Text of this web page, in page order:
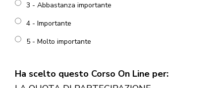
3 - Abbastanza importante
4 - Importante
5 - Molto importante
Ha scelto questo Corso On Line per: